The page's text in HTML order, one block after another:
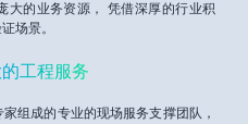
大的业务资源， 凭借深厚的行业积
场景。
工程服务
组成的专业的现场服务支撑团队，